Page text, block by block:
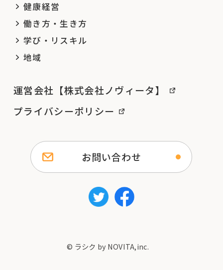
健康経営
働き方・生き方
学び・リスキル
地域
運営会社【株式会社ノヴィータ】
プライバシーポリシー
お問い合わせ
© ラシク by NOVITA,inc.